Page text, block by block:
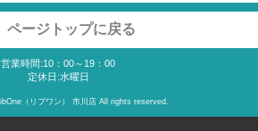
ページトップに戻る
営業時間:10：00～19：00
定休日:水曜日
（リブワン） 市川店 All rights reserved.